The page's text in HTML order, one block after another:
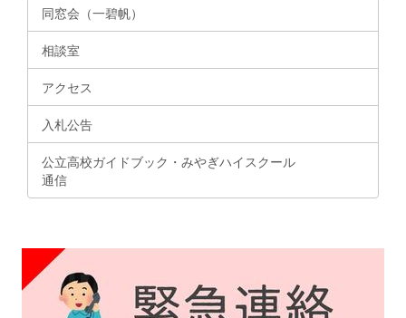
同窓会（一碧帆）
相談室
アクセス
入札公告
公立高校ガイドブック・みやぎハイスクール
通信